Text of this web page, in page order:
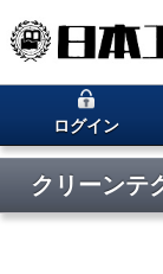
ログイン
クリーンテ